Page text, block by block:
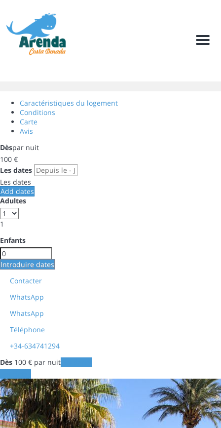
Menu
Caractéristiques du logement
Conditions
Carte
Avis
Dèspar nuit
100 €
Les dates
Les dates
Add dates
Adultes
1
Enfants
Introduire dates
Contacter
WhatsApp
WhatsApp
Téléphone
+34-634741294
Dès 100 € par nuit